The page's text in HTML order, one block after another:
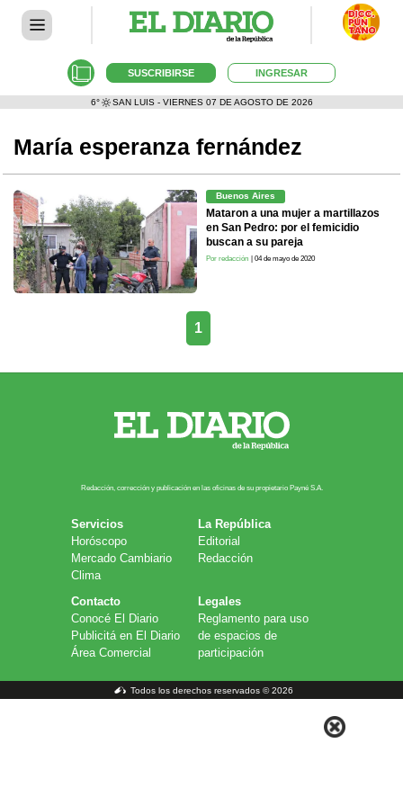
SUSCRIBIRSE INGRESAR
6° SAN LUIS - VIERNES 07 DE AGOSTO DE 2026
María esperanza fernández
Buenos Aires
Mataron a una mujer a martillazos
en San Pedro: por el femicidio
buscan a su pareja
Por redacción | 04 de mayo de 2020
1
Redacción, corrección y publicación en las oficinas de su propietario Payn​é S.A.
Servicios
Horóscopo
Mercado Cambiario
Clima
La República
Editorial
Redacción
Contacto
Conocé El Diario
Publicitá en El Diario
Área Comercial
Legales
Reglamento para uso
de espacios de
participación
Todos los derechos reservados © 2026